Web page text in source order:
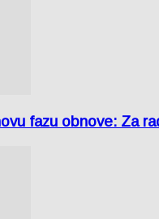
fazu obnove: Za